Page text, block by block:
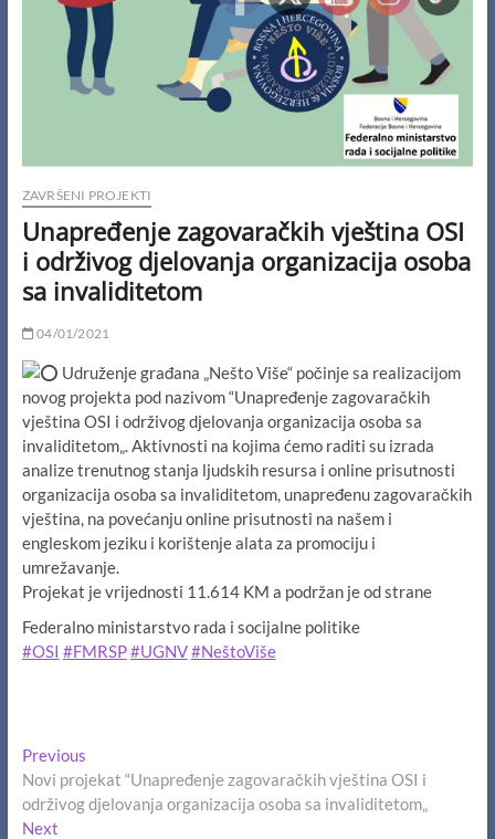
ZAVRŠENI PROJEKTI
Unapređenje zagovaračkih vještina OSI
i održivog djelovanja organizacija osoba
sa invaliditetom
04/01/2021
Udruženje građana „Nešto Više“ počinje sa realizacijom
novog projekta pod nazivom “Unapređenje zagovaračkih
vještina OSI i održivog djelovanja organizacija osoba sa
invaliditetom„. Aktivnosti na kojima ćemo raditi su izrada
analize trenutnog stanja ljudskih resursa i online prisutnosti
organizacija osoba sa invaliditetom, unapređenu zagovaračkih
vještina, na povećanju online prisutnosti na našem i
engleskom jeziku i korištenje alata za promociju i
umrežavanje.
Projekat je vrijednosti 11.614 KM a podržan je od strane
Federalno ministarstvo rada i socijalne politike
#OSI #FMRSP#UGNV#NeštoViše
Navigacija
članaka
PreviousPrevious
post:
Novi projekat “Unapređenje zagovaračkih vještina OSI i
održivog djelovanja organizacija osoba sa invaliditetom„
NextNext